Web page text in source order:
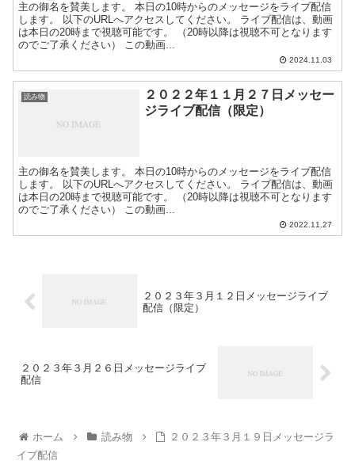
主の御名を賛美します。 本日の10時からのメッセージをライブ配信
します。 以下のURLへアクセスしてください。 ライブ配信は、動画
は本日の20時まで視聴可能です。 （20時以降は視聴不可となります
のでご了承ください） この動画...
2024.11.03
読み物
２０２２年１１月２７日メッセー
ジライブ配信（限定）
主の御名を賛美します。 本日の10時からのメッセージをライブ配信
します。 以下のURLへアクセスしてください。 ライブ配信は、動画
は本日の20時まで視聴可能です。 （20時以降は視聴不可となります
のでご了承ください） この動画...
2022.11.27
２０２３年３月１２日メッセージライブ
配信（限定）
２０２３年３月２６日メッセージライブ
配信
ホーム 読み物
２０２３年３月１９日メッセージラ
イブ配信